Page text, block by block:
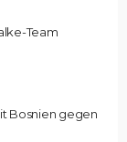
Team
Bosnien gegen